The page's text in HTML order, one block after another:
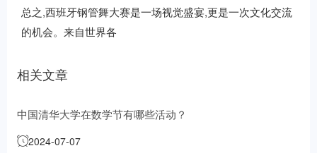
总之,西班牙钢管舞大赛是一场视觉盛宴,更是一次文化交流
的机会。来自世界各
相关文章
中国清华大学在数学节有哪些活动？
2024-07-07